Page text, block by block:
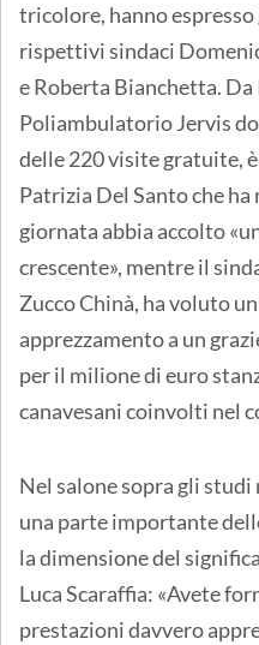
tricolore, hanno
rispettivi sindaci
e Roberta Bianchetta. Da
Poliambulatorio Jervis
delle 220 visite gratuite,
Patrizia Del Santo che
giornata abbia accolto
crescente», mentre il
Zucco Chinà, ha voluto
apprezzamento a un
per il milione di euro
canavesani coinvolti nel
Nel salone sopra gli
una parte importante
la dimensione del
Luca Scaraffia: «Avete
prestazioni davvero